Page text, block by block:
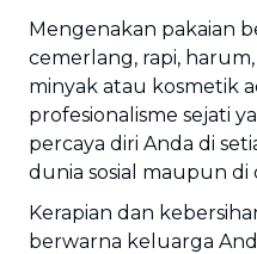
Mengenakan pakaian
cemerlang, rapi,
minyak atau kosmetik
profesionalisme sejati
percaya diri Anda di
dunia sosial maupun di
Kerapian dan
berwarna keluarga